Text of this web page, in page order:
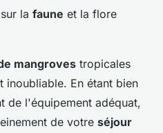
la faune et la flore
mangroves tropicales
inoubliable. En étant bien
de l'équipement adéquat,
de votre séjour